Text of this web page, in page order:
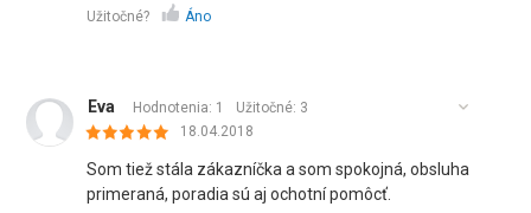
Užitočné? Áno
Eva Hodnotenia: 1 Užitočné: 3
18.04.2018
Som tiež stála zákazníčka a som spokojná, obsluha
primeraná, poradia sú aj ochotní pomôcť.